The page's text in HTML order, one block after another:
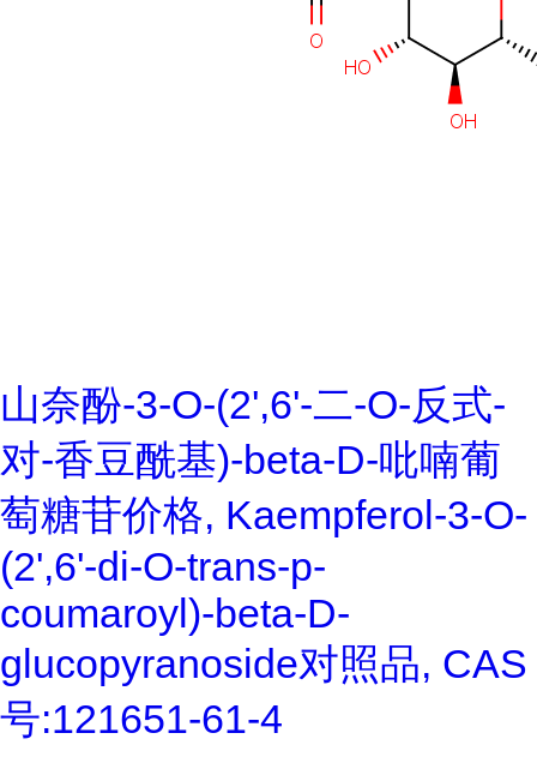
山奈酚-3-O-(2',6'-二-O-反式-
对-香豆酰基)-beta-D-吡喃葡
萄糖苷价格, Kaempferol-3-O-
(2',6'-di-O-trans-p-
coumaroyl)-beta-D-
glucopyranoside对照品, CAS
号:121651-61-4